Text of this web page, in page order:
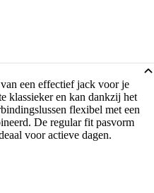
een effectief jack voor je
klassieker en kan dankzij het
flexibel met een
De regular fit pasvorm
voor actieve dagen.